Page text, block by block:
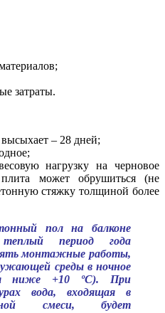
затраты.
– 28 дней;
нагрузку на черновое
плита может обрушиться (не
стяжку толщиной более
пол на балконе
период года
монтажные работы,
среды в ночное
ниже +10 ºС). При
вода, входящая в
смеси, будет